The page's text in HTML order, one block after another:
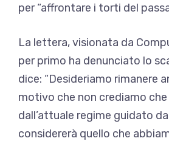
per “affrontare i torti del
La lettera, visionata da
per primo ha denunciato lo
dice: “Desideriamo rimanere
motivo che non crediamo
dall’attuale regime guidato
considererà quello che